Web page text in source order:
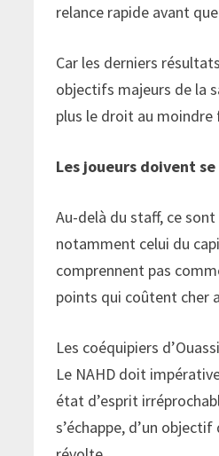
relance rapide avant
Car les derniers
objectifs majeurs de la
plus le droit au moindre
Les joueurs doivent
Au-delà du staff, ce
notamment celui du
comprennent pas
points qui coûtent cher
Les coéquipiers
Le NAHD doit
état d’esprit
s’échappe, d’un